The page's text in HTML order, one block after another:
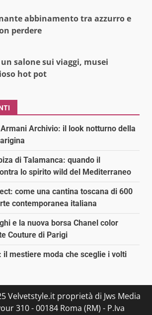
abbinamento tra azzurro e
perdere
salone sui viaggi, musei
hot pot
Archivio: il look notturno della
di Talamanca: quando il
lo spirito wild del Mediterraneo
come una cantina toscana di 600
contemporanea italiana
e la nuova borsa Chanel color
Couture di Parigi
il mestiere moda che sceglie i volti
Velvetstyle.it proprietà di Jws Media
310 - 00184 Roma (RM) - P.Iva